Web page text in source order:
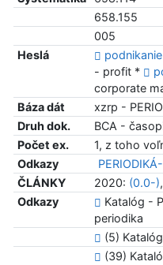
658.155
005
Heslá
podnikanie
- profit *
corporate
Báza dát
xzrp -
Druh dok.
BCA -
Počet ex.
1, z toho
Odkazy
ČLÁNKY
2020: (0.0-),
Odkazy
Katalóg -
periodika
(5)
(39)